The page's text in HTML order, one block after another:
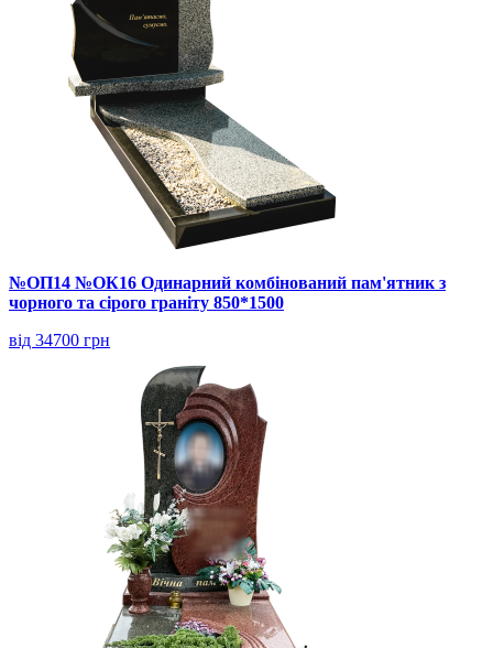
№ОП14 №ОК16 Одинарний комбінований пам'ятник з
чорного та сірого граніту 850*1500
від 34700 грн